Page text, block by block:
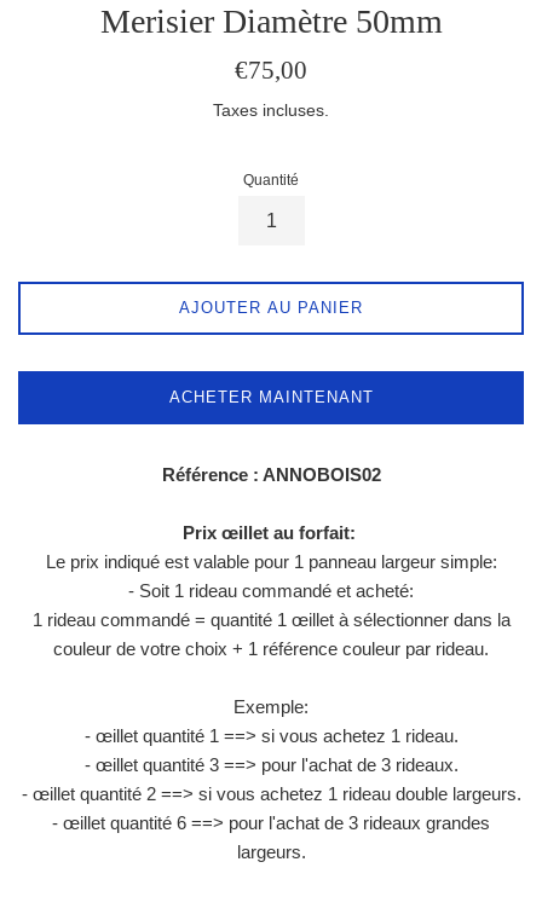
Merisier Diamètre 50mm
Prix
€75,00
Taxes incluses.
Quantité
AJOUTER AU PANIER
ACHETER MAINTENANT
Référence : ANNOBOIS02
Prix œillet au forfait:
Le prix indiqué est valable pour 1 panneau largeur simple:
- Soit 1 rideau commandé et acheté:
1 rideau commandé = quantité 1 œillet à sélectionner dans la
couleur de votre choix + 1 référence couleur par rideau.
Exemple:
- œillet quantité 1 ==> si vous achetez 1 rideau.
- œillet quantité 3 ==> pour l'achat de 3 rideaux.
- œillet quantité 2 ==> si vous achetez 1 rideau double largeurs.
- œillet quantité 6 ==> pour l'achat de 3 rideaux grandes
largeurs.